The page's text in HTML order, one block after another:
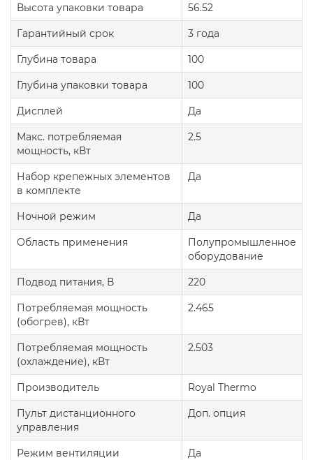
Высота упаковки товара 56.52
Гарантийный срок 3 года
Глубина товара 100
Глубина упаковки товара 100
Дисплей Да
Макс. потребляемая
мощность, кВт
2.5
Набор крепежных элементов
в комплекте
Да
Ночной режим Да
Область применения
Полупромышленное
оборудование
Подвод питания, В 220
Потребляемая мощность
(обогрев), кВт
2.465
Потребляемая мощность
(охлаждение), кВт
2.503
Производитель Royal Thermo
Пульт дистанционного
управления
Доп. опция
Режим вентиляции Да